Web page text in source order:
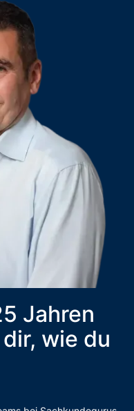
Jahren
wie du